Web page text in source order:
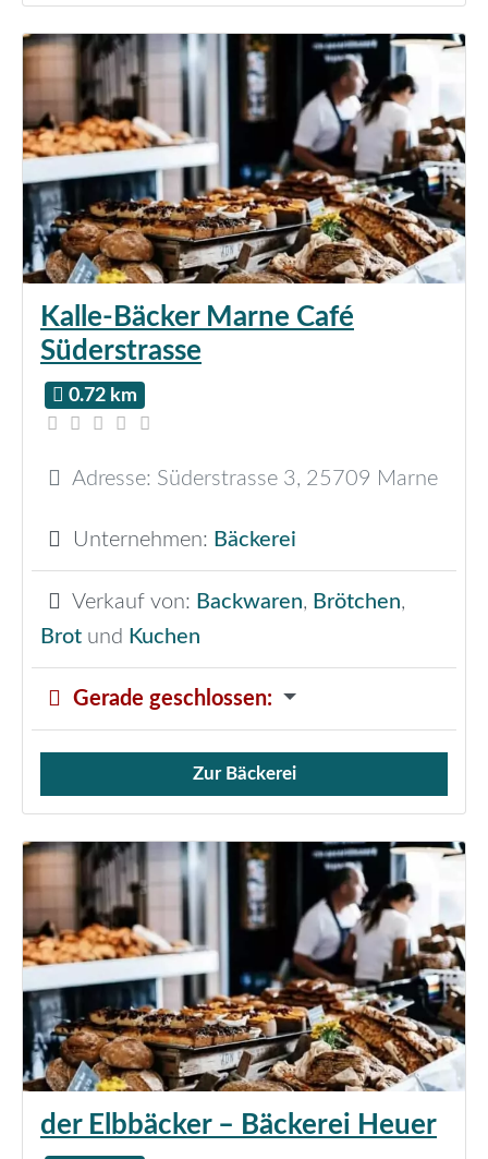
Kalle-Bäcker Marne Café
Süderstrasse
0.72 km
Adresse: Süderstrasse 3, 25709 Marne
Unternehmen: Bäckerei
Verkauf von: Backwaren, Brötchen,
Brot und Kuchen
Gerade geschlossen:
Verkauf von Brötchen,
Zur Bäckerei
der Elbbäcker – Bäckerei Heuer